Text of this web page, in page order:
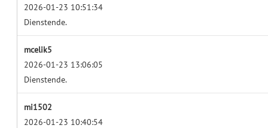
2026-01-23 10:51:34
Dienstende.
mcelik5
2026-01-23 13:06:05
Dienstende.
mi1502
2026-01-23 10:40:54